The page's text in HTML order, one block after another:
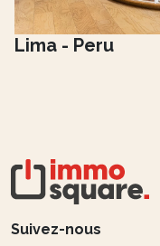
Lima - Peru
Suivez-nous